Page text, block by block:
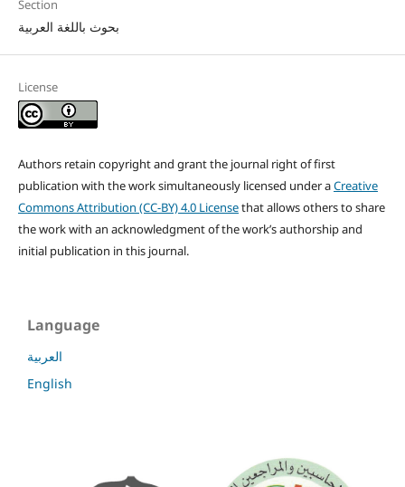
Section
بحوث باللغة العربية
License
Authors retain copyright and grant the journal right of first
publication with the work simultaneously licensed under aCreative
Commons Attribution (CC-BY) 4.0 Licensethat allows others to share
the work with an acknowledgment of the work’s authorship and
initial publication in this journal.
Language
العربية
English